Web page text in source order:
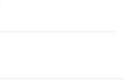
Наши мастера